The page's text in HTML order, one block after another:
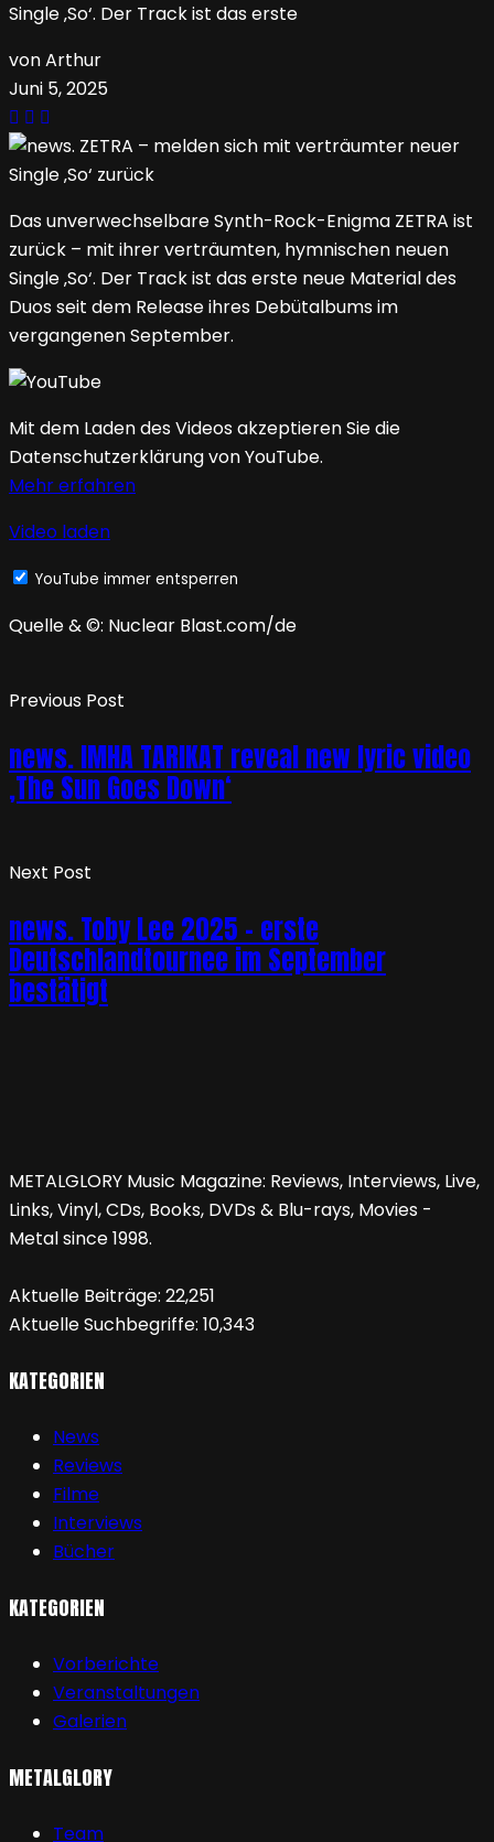
Single ‚So‘. Der Track ist das erste
von Arthur
Juni 5, 2025
Das unverwechselbare Synth-Rock-Enigma ZETRA ist
zurück – mit ihrer verträumten, hymnischen neuen
Single ‚So‘. Der Track ist das erste neue Material des
Duos seit dem Release ihres Debütalbums im
vergangenen September.
Mit dem Laden des Videos akzeptieren Sie die
Datenschutzerklärung von YouTube.
Mehr erfahren
Video laden
YouTube immer entsperren
Quelle & ©: Nuclear Blast.com/de
Previous Post
news. IMHA TARIKAT reveal new lyric video
‚The Sun Goes Down‘
Next Post
news. Toby Lee 2025 – erste
Deutschlandtournee im September
bestätigt
METALGLORY Music Magazine: Reviews, Interviews, Live,
Links, Vinyl, CDs, Books, DVDs & Blu-rays, Movies -
Metal since 1998.
Aktuelle Beiträge: 22,251
Aktuelle Suchbegriffe: 10,343
KATEGORIEN
News
Reviews
Filme
Interviews
Bücher
KATEGORIEN
Vorberichte
Veranstaltungen
Galerien
METALGLORY
Team